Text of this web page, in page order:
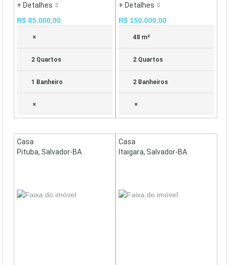
+ Detalhes
R$ 85.000,00
×
2 Quartos
1 Banheiro
×
+ Detalhes
R$ 150.000,00
48 m²
2 Quartos
2 Banheiros
×
Casa
Pituba, Salvador-BA
Casa
Itaigara, Salvador-BA